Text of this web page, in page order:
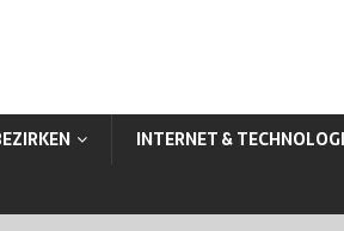
INTERNET &